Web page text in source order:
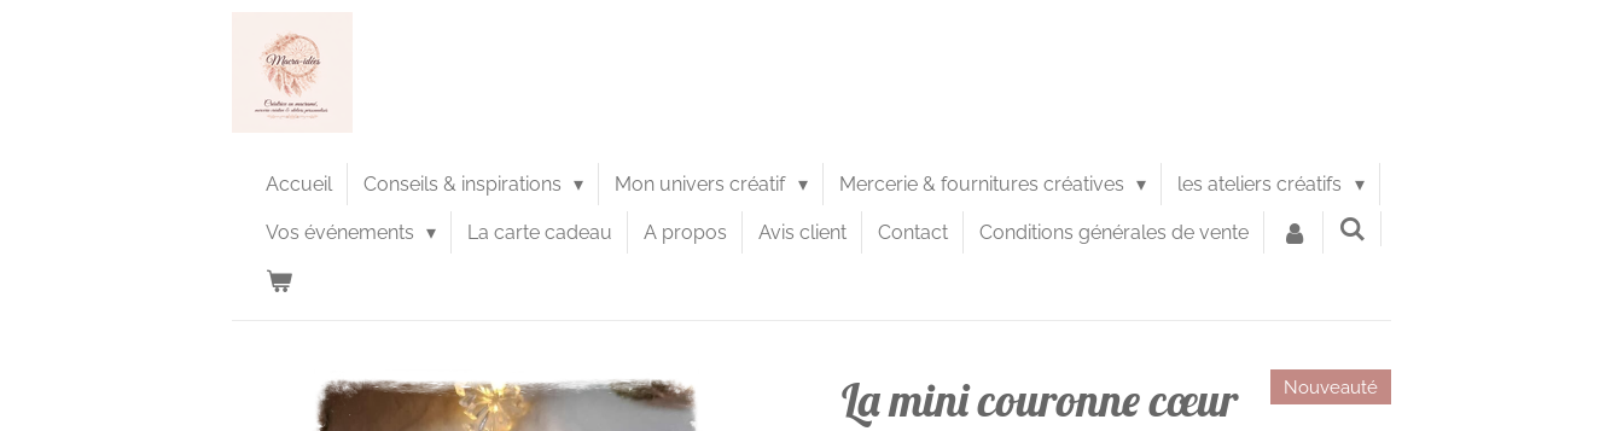
Accueil Conseils & inspirations Mon univers créatif Mercerie & fournitures créatives les ateliers créatifs
Vos événements La carte cadeau A propos Avis client Contact Conditions générales de vente
La mini couronne cœur Nouveauté